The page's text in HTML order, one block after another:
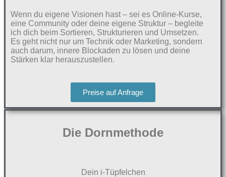
Wenn du eigene Visionen hast – sei es Online-Kurse,
eine Community oder deine eigene Struktur – begleite
ich dich beim Sortieren, Strukturieren und Umsetzen.
Es geht nicht nur um Technik oder Marketing, sondern
auch darum, innere Blockaden zu lösen und deine
Stärken klar herauszustellen.
Preise auf Anfrage
Die Dornmethode
Dein i-Tüpfelchen